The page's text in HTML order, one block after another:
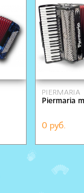
PIERMARIA
Piermaria
0 руб.